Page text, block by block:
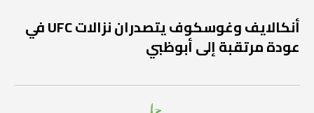
أنكالايف وغوسكوف يتصدران نزالات UFC في
عودة مرتقبة إلى أبوظبي